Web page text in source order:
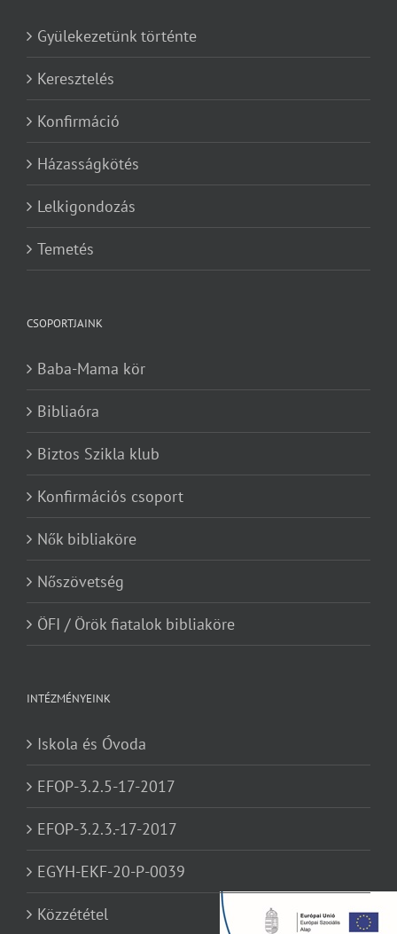
Gyülekezetünk történte
Keresztelés
Konfirmáció
Házasságkötés
Lelkigondozás
Temetés
CSOPORTJAINK
Baba-Mama kör
Bibliaóra
Biztos Szikla klub
Konfirmációs csoport
Nők bibliaköre
Nőszövetség
ÖFI / Örök fiatalok bibliaköre
INTÉZMÉNYEINK
Iskola és Óvoda
EFOP-3.2.5-17-2017
EFOP-3.2.3.-17-2017
EGYH-EKF-20-P-0039
Közzététel